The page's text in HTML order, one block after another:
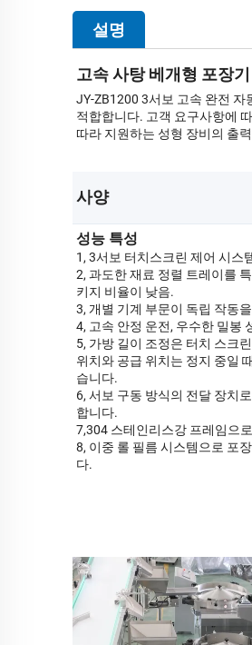
설명
고속 사탕 베개형 포장
JY-ZB1200 3서보 고속 완전 자
적합합니다. 고객 요구사항에
따라 지원하는 성형 장비의 출
사양
성능 특성
1, 3서보 터치스크린 제어 시스
2, 과도한 재료 정렬 트레이를
키지 비율이 낮음.
3, 개별 기계 부문이 독립 작동
4, 고속 안정 운전, 우수한 밀봉
5, 가방 길이 조정은 터치 스크
위치와 공급 위치는 정지 중일
습니다.
6, 서보 구동 방식의 전달 장치
합니다.
7,304 스테인리스강 프레임으
8, 이중 롤 필름 시스템으로 포
다.